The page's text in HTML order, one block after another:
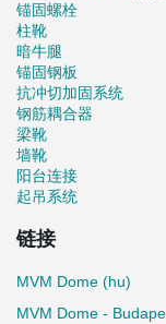
锚固螺栓
柱靴
暗牛腿
锚固钢板
抗冲切加固系统
钢筋耦合器
梁靴
墙靴
阳台连接
起吊系统
链接
MVM Dome (hu)
MVM Dome -